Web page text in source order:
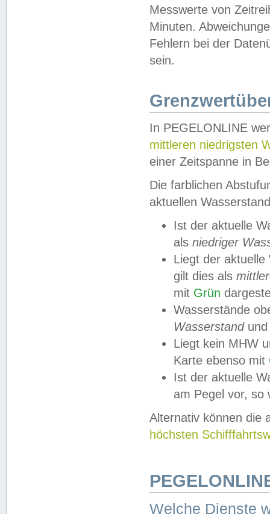
Messwerte von
Minuten.
Fehlern bei der
sein.
In PEGELONLINE
mittleren niedrigsten
einer Zeitspanne in
Die farblichen
aktuellen
Ist der aktuelle
als niedriger
Liegt der
gilt dies als
mit Grün
Wasserstände
Wasserstandund
Liegt kein MHW
Karte ebenso mit
Ist der aktuelle
am Pegel vor,
Alternativ können die
höchsten
Welche Dienste